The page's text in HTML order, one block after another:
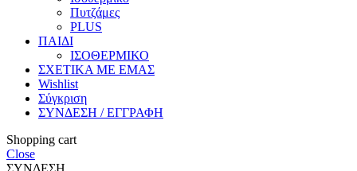
Πυτζάμες
PLUS
ΠΑΙΔΙ
ΙΣΟΘΕΡΜΙΚΟ
ΣΧΕΤΙΚΑ ΜΕ ΕΜΑΣ
Wishlist
Σύγκριση
ΣΥΝΔΕΣΗ / ΕΓΓΡΑΦΗ
Shopping cart
Close